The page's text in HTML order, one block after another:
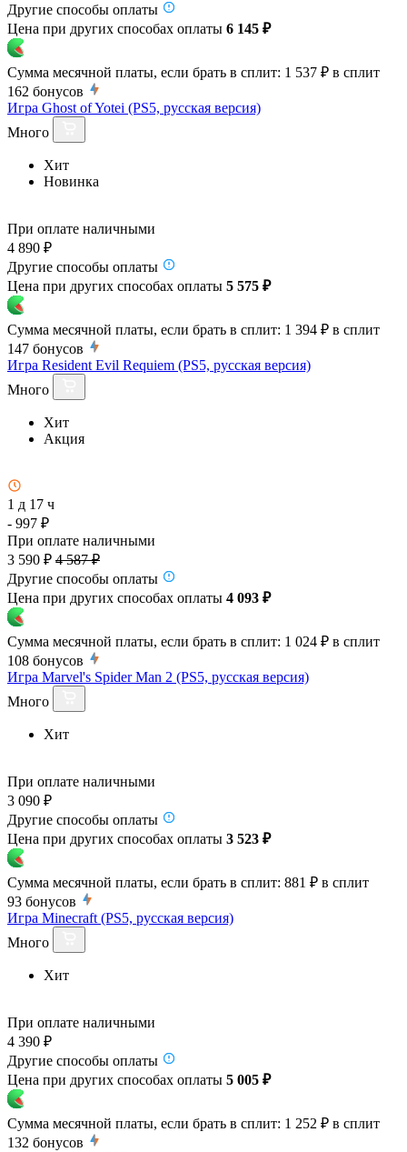
Другие способы оплаты
Цена при других способах оплаты 6 145 ₽
Сумма месячной платы, если брать в сплит: 1 537 ₽ в сплит
162 бонусов
Игра Ghost of Yotei (PS5, русская версия)
Много
Хит
Новинка
При оплате наличными
4 890 ₽
Другие способы оплаты
Цена при других способах оплаты 5 575 ₽
Сумма месячной платы, если брать в сплит: 1 394 ₽ в сплит
147 бонусов
Игра Resident Evil Requiem (PS5, русская версия)
Много
Хит
Акция
1 д 17 ч
- 997 ₽
При оплате наличными
3 590 ₽ 4 587 ₽
Другие способы оплаты
Цена при других способах оплаты 4 093 ₽
Сумма месячной платы, если брать в сплит: 1 024 ₽ в сплит
108 бонусов
Игра Marvel's Spider Man 2 (PS5, русская версия)
Много
Хит
При оплате наличными
3 090 ₽
Другие способы оплаты
Цена при других способах оплаты 3 523 ₽
Сумма месячной платы, если брать в сплит: 881 ₽ в сплит
93 бонусов
Игра Minecraft (PS5, русская версия)
Много
Хит
При оплате наличными
4 390 ₽
Другие способы оплаты
Цена при других способах оплаты 5 005 ₽
Сумма месячной платы, если брать в сплит: 1 252 ₽ в сплит
132 бонусов